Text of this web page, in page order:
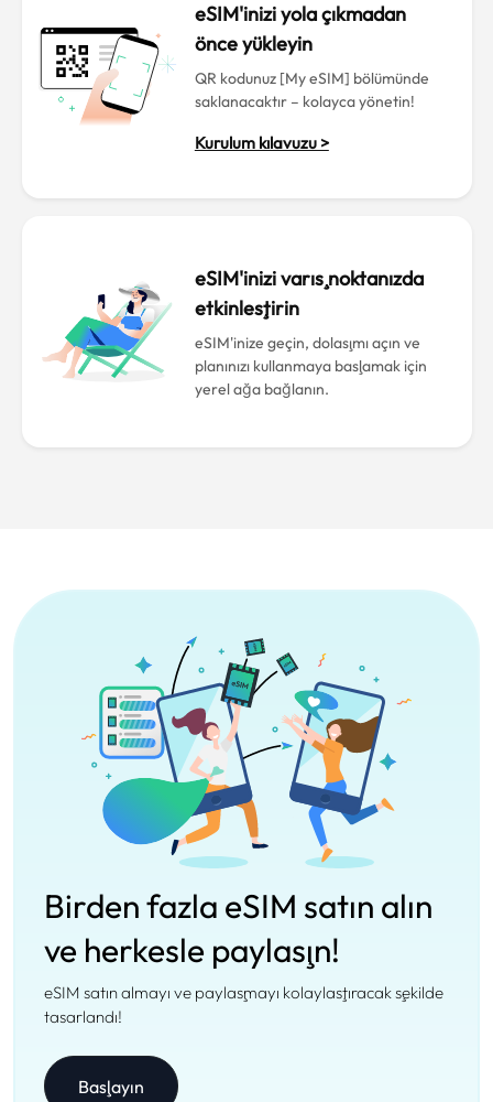
eSIM'inizi yola çıkmadan
önce yükleyin
QR kodunuz [My eSIM] bölümünde
saklanacaktır – kolayca yönetin!
Kurulum kılavuzu >
eSIM'inizi varış noktanızda
etkinleştirin
eSIM'inize geçin, dolaşımı açın ve
planınızı kullanmaya başlamak için
yerel ağa bağlanın.
Birden fazla eSIM satın alın
ve herkesle paylaşın!
eSIM satın almayı ve paylaşmayı kolaylaştıracak şekilde
tasarlandı!
Başlayın